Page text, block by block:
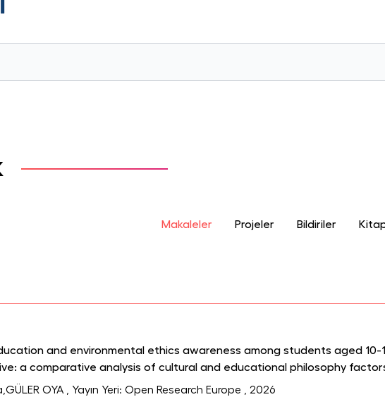
Makaleler Projeler Bildiriler
and environmental ethics awareness among students aged
a comparative analysis of cultural and educational philosophy
OYA
, Yayın Yeri: Open Research Europe , 2026